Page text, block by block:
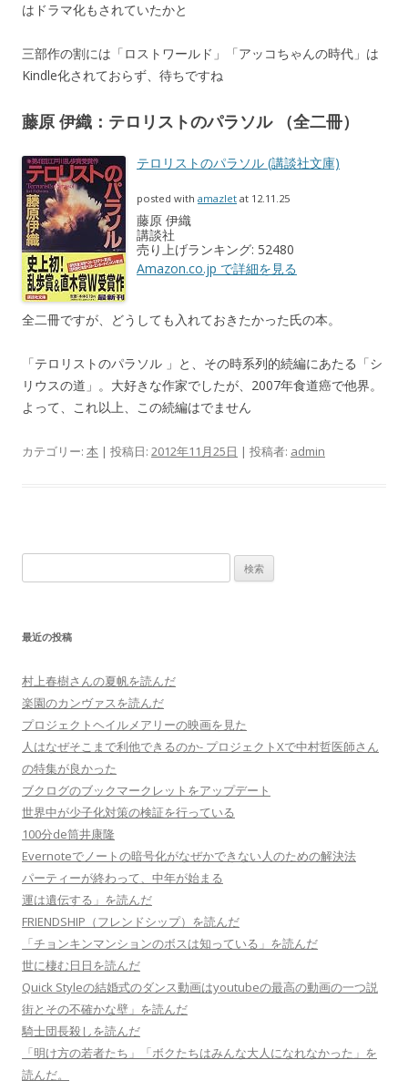
はドラマ化もされていたかと
三部作の割には「ロストワールド」「アッコちゃんの時代」は
Kindle化されておらず、待ちですね
藤原 伊織：テロリストのパラソル （全二冊）
テロリストのパラソル (講談社文庫)
posted with amazlet at 12.11.25
藤原 伊織
講談社
売り上げランキング: 52480
Amazon.co.jp で詳細を見る
全二冊ですが、どうしても入れておきたかった氏の本。
「テロリストのパラソル 」と、その時系列的続編にあたる「シ
リウスの道」。大好きな作家でしたが、2007年食道癌で他界。
よって、これ以上、この続編はでません
カテゴリー: 本 | 投稿日: 2012年11月25日 | 投稿者: admin
索:
最近の投稿
村上春樹さんの夏帆を読んだ
楽園のカンヴァスを読んだ
プロジェクトヘイルメアリーの映画を見た
人はなぜそこまで利他できるのか- プロジェクトXで中村哲医師さん
の特集が良かった
ブクログのブックマークレットをアップデート
世界中が少子化対策の検証を行っている
100分de筒井康隆
Evernoteでノートの暗号化がなぜかできない人のための解決法
パーティーが終わって、中年が始まる
運は遺伝する」を読んだ
FRIENDSHIP（フレンドシップ）を読んだ
「チョンキンマンションのボスは知っている」を読んだ
世に棲む日日を読んだ
Quick Styleの結婚式のダンス動画はyoutubeの最高の動画の一つ説
街とその不確かな壁」を読んだ
騎士団長殺しを読んだ
「明け方の若者たち」「ボクたちはみんな大人になれなかった」を
読んだ。